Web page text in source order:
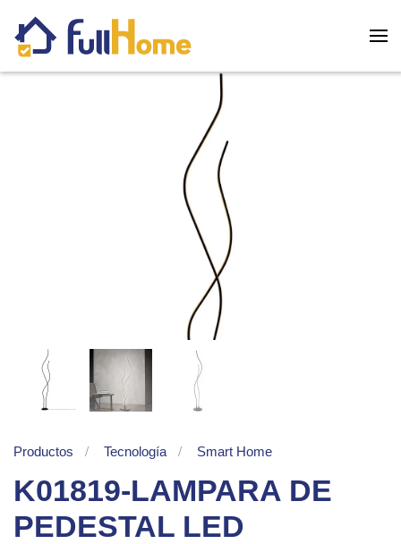
Skip to main content
Productos Tecnología Smart Home
K01819-LAMPARA DE
PEDESTAL LED